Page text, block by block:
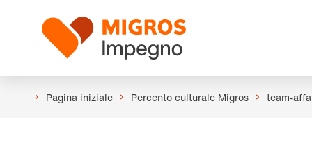
navigazione
Logo
Pagina iniziale Percento culturale Migros team-